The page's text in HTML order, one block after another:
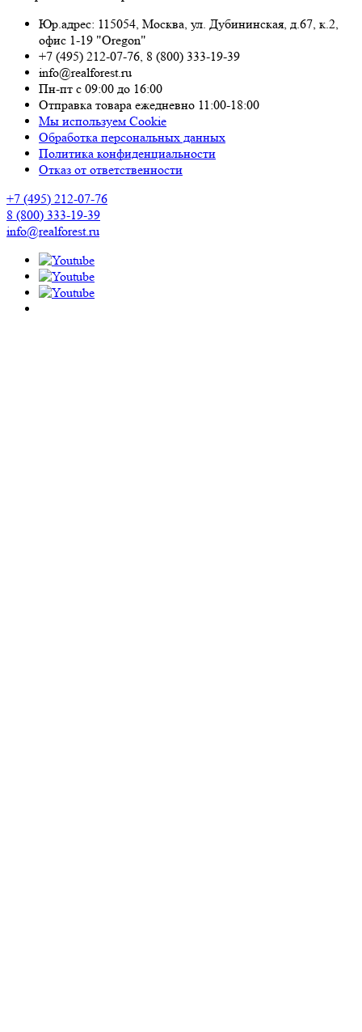
Юр.адрес: 115054, Москва, ул. Дубининская, д.67, к.2,
офис 1-19 "Oregon"
+7 (495) 212-07-76, 8 (800) 333-19-39
info@realforest.ru
Пн-пт с 09:00 до 16:00
Отправка товара ежедневно 11:00-18:00
Мы используем Cookie
Обработка персональных данных
Политика конфиденциальности
Отказ от ответственности
+7 (495) 212-07-76
8 (800) 333-19-39
info@realforest.ru